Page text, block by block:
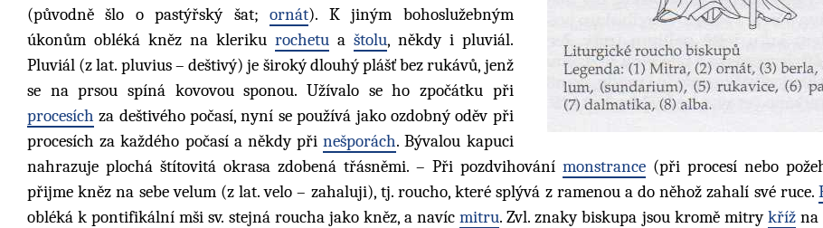
(původně šlo o pastýřský šat;ornát). K jiným bohoslužebným
úkonům obléká kněz na kleriku rochetua štolu, někdy i pluviál.
Pluviál (z lat. pluvius – deštivý) je široký dlouhý plášť bez rukávů, jenž
se na prsou spíná kovovou sponou. Užívalo se ho zpočátku při
procesích za deštivého počasí, nyní se používá jako ozdobný oděv při
procesích za každého počasí a někdy přinešporách. Bývalou kapuci
nahrazuje plochá štítovitá okrasa zdobená třásněmi. – Při pozdvihování monstrance (při procesí nebo
přijme kněz na sebe velum (z lat. velo – zahaluji), tj. roucho, které splývá z ramenou a do něhož zahalí své ruce.
obléká k pontifikální mši sv. stejná roucha jako kněz, a navícmitru. Zvl. znaky biskupa jsou kromě mitrykřížna